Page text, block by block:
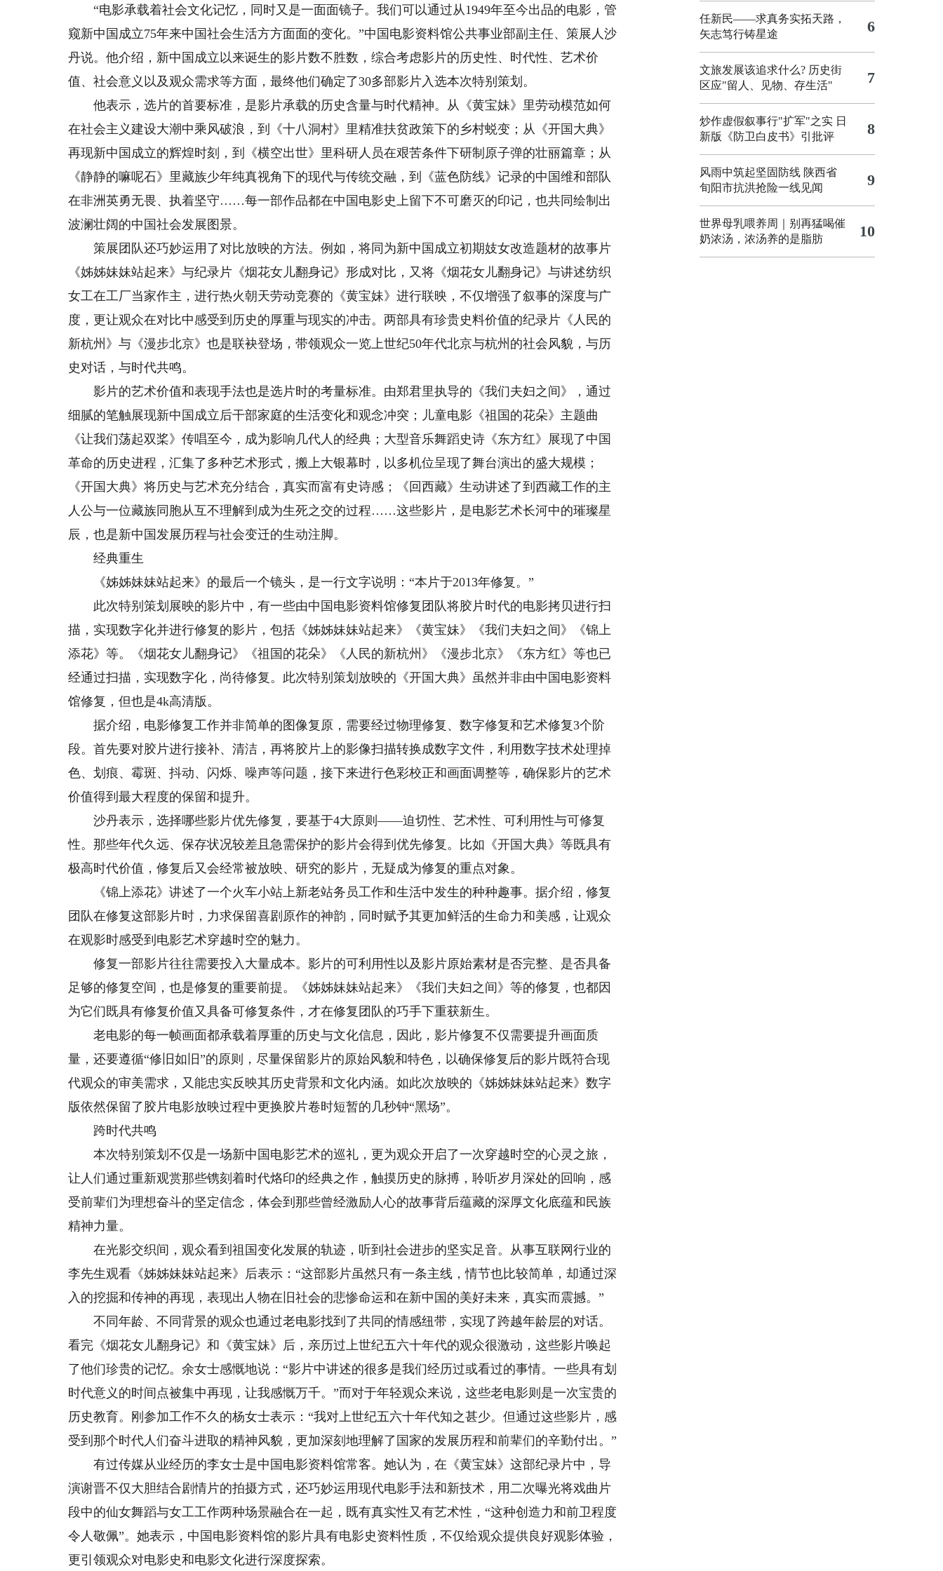
“电影承载着社会文化记忆，同时又是一面面镜子。我们可以通过从1949年至今出品的电影，管
窥新中国成立75年来中国社会生活方方面面的变化。”中国电影资料馆公共事业部副主任、策展人沙
丹说。他介绍，新中国成立以来诞生的影片数不胜数，综合考虑影片的历史性、时代性、艺术价
值、社会意义以及观众需求等方面，最终他们确定了30多部影片入选本次特别策划。
他表示，选片的首要标准，是影片承载的历史含量与时代精神。从《黄宝妹》里劳动模范如何
在社会主义建设大潮中乘风破浪，到《十八洞村》里精准扶贫政策下的乡村蜕变；从《开国大典》
再现新中国成立的辉煌时刻，到《横空出世》里科研人员在艰苦条件下研制原子弹的壮丽篇章；从
《静静的嘛呢石》里藏族少年纯真视角下的现代与传统交融，到《蓝色防线》记录的中国维和部队
在非洲英勇无畏、执着坚守……每一部作品都在中国电影史上留下不可磨灭的印记，也共同绘制出
波澜壮阔的中国社会发展图景。
策展团队还巧妙运用了对比放映的方法。例如，将同为新中国成立初期妓女改造题材的故事片
《姊姊妹妹站起来》与纪录片《烟花女儿翻身记》形成对比，又将《烟花女儿翻身记》与讲述纺织
女工在工厂当家作主，进行热火朝天劳动竞赛的《黄宝妹》进行联映，不仅增强了叙事的深度与广
度，更让观众在对比中感受到历史的厚重与现实的冲击。两部具有珍贵史料价值的纪录片《人民的
新杭州》与《漫步北京》也是联袂登场，带领观众一览上世纪50年代北京与杭州的社会风貌，与历
史对话，与时代共鸣。
影片的艺术价值和表现手法也是选片时的考量标准。由郑君里执导的《我们夫妇之间》，通过
细腻的笔触展现新中国成立后干部家庭的生活变化和观念冲突；儿童电影《祖国的花朵》主题曲
《让我们荡起双桨》传唱至今，成为影响几代人的经典；大型音乐舞蹈史诗《东方红》展现了中国
革命的历史进程，汇集了多种艺术形式，搬上大银幕时，以多机位呈现了舞台演出的盛大规模；
《开国大典》将历史与艺术充分结合，真实而富有史诗感；《回西藏》生动讲述了到西藏工作的主
人公与一位藏族同胞从互不理解到成为生死之交的过程……这些影片，是电影艺术长河中的璀璨星
辰，也是新中国发展历程与社会变迁的生动注脚。
经典重生
《姊姊妹妹站起来》的最后一个镜头，是一行文字说明：“本片于2013年修复。”
此次特别策划展映的影片中，有一些由中国电影资料馆修复团队将胶片时代的电影拷贝进行扫
描，实现数字化并进行修复的影片，包括《姊姊妹妹站起来》《黄宝妹》《我们夫妇之间》《锦上
添花》等。《烟花女儿翻身记》《祖国的花朵》《人民的新杭州》《漫步北京》《东方红》等也已
经通过扫描，实现数字化，尚待修复。此次特别策划放映的《开国大典》虽然并非由中国电影资料
馆修复，但也是4k高清版。
据介绍，电影修复工作并非简单的图像复原，需要经过物理修复、数字修复和艺术修复3个阶
段。首先要对胶片进行接补、清洁，再将胶片上的影像扫描转换成数字文件，利用数字技术处理掉
色、划痕、霉斑、抖动、闪烁、噪声等问题，接下来进行色彩校正和画面调整等，确保影片的艺术
价值得到最大程度的保留和提升。
沙丹表示，选择哪些影片优先修复，要基于4大原则——迫切性、艺术性、可利用性与可修复
性。那些年代久远、保存状况较差且急需保护的影片会得到优先修复。比如《开国大典》等既具有
极高时代价值，修复后又会经常被放映、研究的影片，无疑成为修复的重点对象。
《锦上添花》讲述了一个火车小站上新老站务员工作和生活中发生的种种趣事。据介绍，修复
团队在修复这部影片时，力求保留喜剧原作的神韵，同时赋予其更加鲜活的生命力和美感，让观众
在观影时感受到电影艺术穿越时空的魅力。
修复一部影片往往需要投入大量成本。影片的可利用性以及影片原始素材是否完整、是否具备
足够的修复空间，也是修复的重要前提。《姊姊妹妹站起来》《我们夫妇之间》等的修复，也都因
为它们既具有修复价值又具备可修复条件，才在修复团队的巧手下重获新生。
老电影的每一帧画面都承载着厚重的历史与文化信息，因此，影片修复不仅需要提升画面质
量，还要遵循“修旧如旧”的原则，尽量保留影片的原始风貌和特色，以确保修复后的影片既符合现
代观众的审美需求，又能忠实反映其历史背景和文化内涵。如此次放映的《姊姊妹妹站起来》数字
版依然保留了胶片电影放映过程中更换胶片卷时短暂的几秒钟“黑场”。
跨时代共鸣
本次特别策划不仅是一场新中国电影艺术的巡礼，更为观众开启了一次穿越时空的心灵之旅，
让人们通过重新观赏那些镌刻着时代烙印的经典之作，触摸历史的脉搏，聆听岁月深处的回响，感
受前辈们为理想奋斗的坚定信念，体会到那些曾经激励人心的故事背后蕴藏的深厚文化底蕴和民族
精神力量。
在光影交织间，观众看到祖国变化发展的轨迹，听到社会进步的坚实足音。从事互联网行业的
李先生观看《姊姊妹妹站起来》后表示：“这部影片虽然只有一条主线，情节也比较简单，却通过深
入的挖掘和传神的再现，表现出人物在旧社会的悲惨命运和在新中国的美好未来，真实而震撼。”
不同年龄、不同背景的观众也通过老电影找到了共同的情感纽带，实现了跨越年龄层的对话。
看完《烟花女儿翻身记》和《黄宝妹》后，亲历过上世纪五六十年代的观众很激动，这些影片唤起
了他们珍贵的记忆。余女士感慨地说：“影片中讲述的很多是我们经历过或看过的事情。一些具有划
时代意义的时间点被集中再现，让我感慨万千。”而对于年轻观众来说，这些老电影则是一次宝贵的
历史教育。刚参加工作不久的杨女士表示：“我对上世纪五六十年代知之甚少。但通过这些影片，感
受到那个时代人们奋斗进取的精神风貌，更加深刻地理解了国家的发展历程和前辈们的辛勤付出。”
有过传媒从业经历的李女士是中国电影资料馆常客。她认为，在《黄宝妹》这部纪录片中，导
演谢晋不仅大胆结合剧情片的拍摄方式，还巧妙运用现代电影手法和新技术，用二次曝光将戏曲片
段中的仙女舞蹈与女工工作两种场景融合在一起，既有真实性又有艺术性，“这种创造力和前卫程度
令人敬佩”。她表示，中国电影资料馆的影片具有电影史资料性质，不仅给观众提供良好观影体验，
更引领观众对电影史和电影文化进行深度探索。
任新民——求真务实拓天路，
矢志笃行铸星途
6
文旅发展该追求什么? 历史街
区应"留人、见物、存生活"
7
炒作虚假叙事行"扩军"之实 日
新版《防卫白皮书》引批评
8
风雨中筑起坚固防线 陕西省
旬阳市抗洪抢险一线见闻
9
世界母乳喂养周｜别再猛喝催
奶浓汤，浓汤养的是脂肪
10